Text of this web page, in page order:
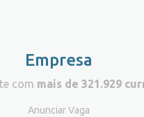
Empresa
com mais de 321.929
Anunciar Vaga